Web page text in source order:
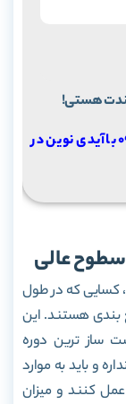
هستی!
شما همچنین میتونید با شماره 09106373645 با آیدی نوین در
سطوح عالی
کسایی که در طول
بندی هستند. این
ساز ترین دوره
کنند و میزان